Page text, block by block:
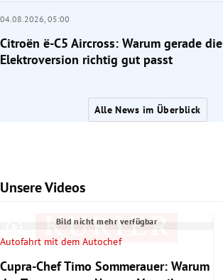
04.08.2026, 05:00
Citroën ë-C5 Aircross: Warum gerade die
Elektroversion richtig gut passt
Alle News im Überblick
Unsere Videos
Slide 1 von 7
Bild nicht mehr verfügbar
Autofahrt mit dem Autochef
Cupra-Chef Timo Sommerauer: Warum